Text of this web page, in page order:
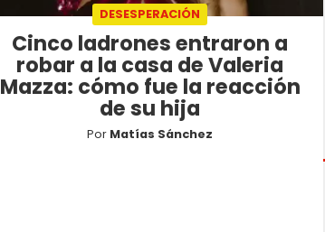
DESESPERACIÓN
Cinco ladrones entraron a
robar a la casa de Valeria
Mazza: cómo fue la reacción
de su hija
Por Matías Sánchez